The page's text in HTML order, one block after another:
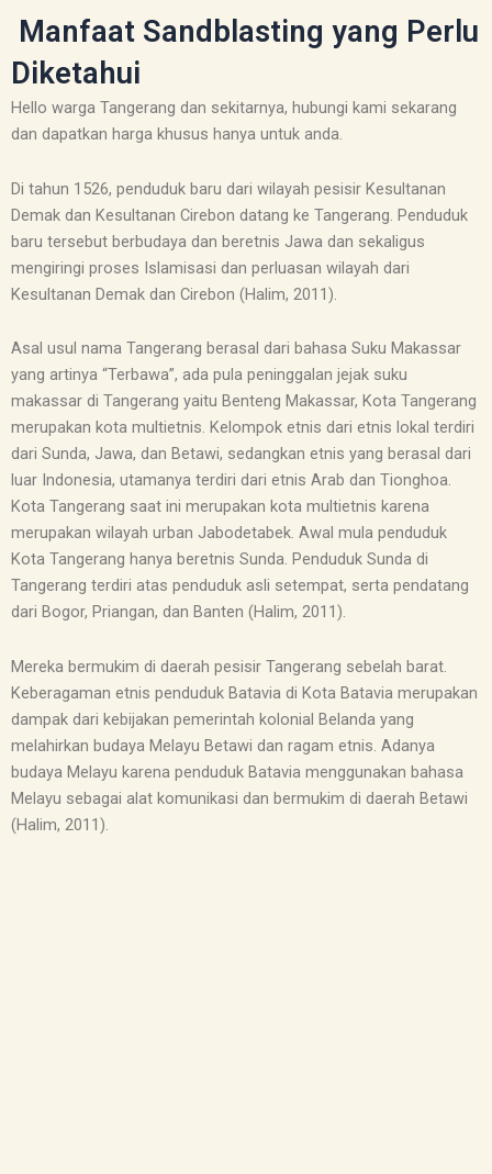
Manfaat Sandblasting yang Perlu
Diketahui
Hello warga Tangerang dan sekitarnya, hubungi kami sekarang
dan dapatkan harga khusus hanya untuk anda.
Di tahun 1526, penduduk baru dari wilayah pesisir Kesultanan
Demak dan Kesultanan Cirebon datang ke Tangerang. Penduduk
baru tersebut berbudaya dan beretnis Jawa dan sekaligus
mengiringi proses Islamisasi dan perluasan wilayah dari
Kesultanan Demak dan Cirebon (Halim, 2011).
Asal usul nama Tangerang berasal dari bahasa Suku Makassar
yang artinya “Terbawa”, ada pula peninggalan jejak suku
makassar di Tangerang yaitu Benteng Makassar, Kota Tangerang
merupakan kota multietnis. Kelompok etnis dari etnis lokal terdiri
dari Sunda, Jawa, dan Betawi, sedangkan etnis yang berasal dari
luar Indonesia, utamanya terdiri dari etnis Arab dan Tionghoa.
Kota Tangerang saat ini merupakan kota multietnis karena
merupakan wilayah urban Jabodetabek. Awal mula penduduk
Kota Tangerang hanya beretnis Sunda. Penduduk Sunda di
Tangerang terdiri atas penduduk asli setempat, serta pendatang
dari Bogor, Priangan, dan Banten (Halim, 2011).
Mereka bermukim di daerah pesisir Tangerang sebelah barat.
Keberagaman etnis penduduk Batavia di Kota Batavia merupakan
dampak dari kebijakan pemerintah kolonial Belanda yang
melahirkan budaya Melayu Betawi dan ragam etnis. Adanya
budaya Melayu karena penduduk Batavia menggunakan bahasa
Melayu sebagai alat komunikasi dan bermukim di daerah Betawi
(Halim, 2011).